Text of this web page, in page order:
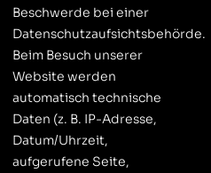
Beschwerde bei einer
Datenschutzaufsichtsbehörde.
Beim Besuch unserer
Website werden
automatisch technische
Daten (z. B. IP-Adresse,
Datum/Uhrzeit,
aufgerufene Seite,